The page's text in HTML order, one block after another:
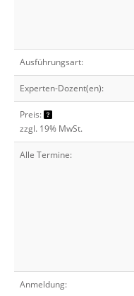
Ausführungsart:
Experten-Dozent(en):
Preis:
zzgl. 19% MwSt.
Alle Termine:
Anmeldung: